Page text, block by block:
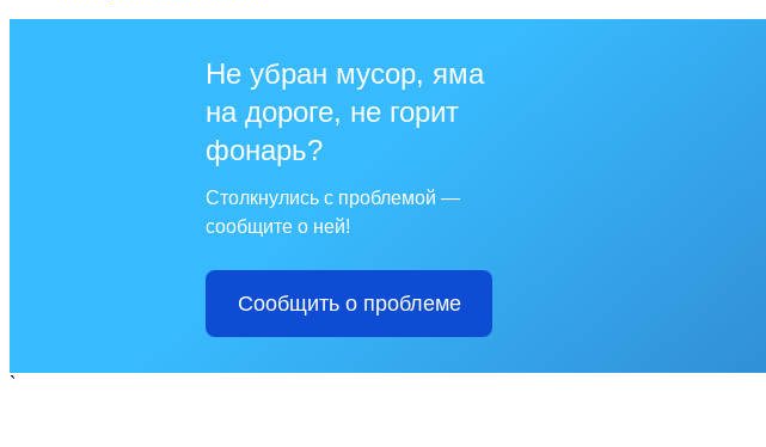
Не убран мусор, яма
на дороге, не горит
фонарь?
Столкнулись с проблемой —
сообщите о ней!
Сообщить о проблеме
`